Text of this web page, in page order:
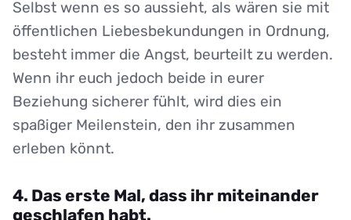
Selbst wenn es so aussieht, als wären sie mit
öffentlichen Liebesbekundungen in Ordnung,
besteht immer die Angst, beurteilt zu werden.
Wenn ihr euch jedoch beide in eurer
Beziehung sicherer fühlt, wird dies ein
spaßiger Meilenstein, den ihr zusammen
erleben könnt.
4. Das erste Mal, dass ihr miteinander
geschlafen habt.